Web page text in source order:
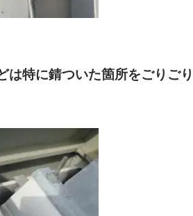
は特に錆ついた箇所をごりご